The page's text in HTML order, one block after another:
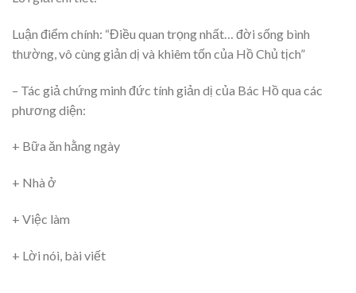
Luận điểm chính: “Điều quan trọng nhất… đời sống bình
thường, vô cùng giản dị và khiêm tốn của Hồ Chủ tịch”
– Tác giả chứng minh đức tính giản dị của Bác Hồ qua các
phương diện:
+ Bữa ăn hằng ngày
+ Nhà ở
+ Việc làm
+ Lời nói, bài viết